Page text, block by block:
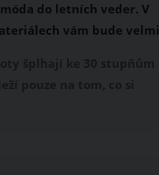
do letních veder. V
vám bude velmi